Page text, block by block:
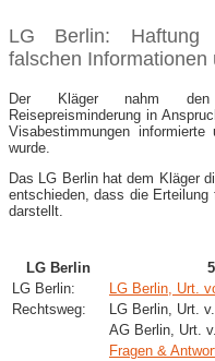
LG Berlin: Haftung
falschen
Der Kläger nahm den
Reisepreisminderung in
Visabestimmungen
wurde.
Das LG Berlin hat dem Kläger
entschieden, dass die Erteilung
darstellt.
LG Berlin
LG Berlin:
LG Berlin, Urt.
Rechtsweg:
LG Berlin, Urt.
AG Berlin, Urt.
Fragen &